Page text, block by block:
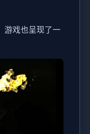
游戏也呈现了一